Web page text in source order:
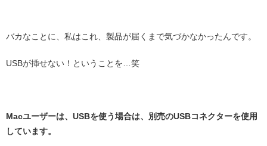
バカなことに、私はこれ、製品が届くまで気づかなかったんです。
USBが挿せない！ということを…笑
Macユーザーは、USBを使う場合は、別売のUSBコネクターを使用
しています。